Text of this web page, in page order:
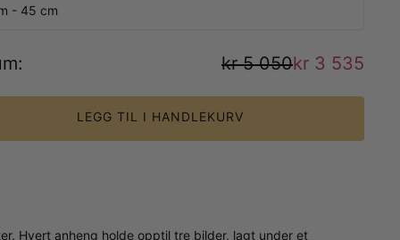
- 45 cm
: kr 5 050kr 3 535
LEGG TIL I HANDLEKURV
Hvert anheng holde opptil tre bilder, lagt under et